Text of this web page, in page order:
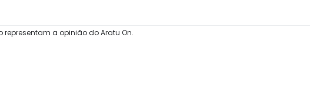
a opinião do Aratu On.